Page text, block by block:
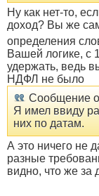
Ну как нет-то,
доход? Вы же
определения
Вашей логике,
удержать, ведь
НДФЛ не было
Сообщение
Я имел ввиду
них по датам.
А это ничего не
разные
видно, что же за